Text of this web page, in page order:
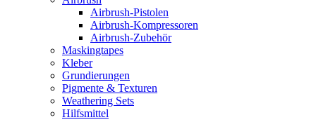
Airbrush-Pistolen
Airbrush-Kompressoren
Airbrush-Zubehör
Maskingtapes
Kleber
Grundierungen
Pigmente & Texturen
Weathering Sets
Hilfsmittel